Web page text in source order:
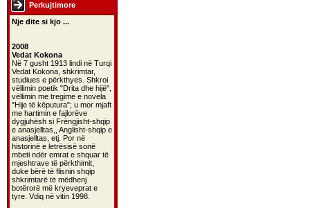
Perkujtimore
Nje dite si kjo ...
2008
Vedat Kokona
Në 7 gusht 1913 lindi në Turqi
Vedat Kokona, shkrimtar,
studiues e përkthyes. Shkroi
vëllimin poetik "Drita dhe hijë",
vëllimin me tregime e novela
"Hije të këputura"; u mor mjaft
me hartimin e fajlorëve
dygjuhësh si Frëngjisht-shqip
e anasjelltas,, Anglisht-shqip e
anasjelltas, etj. Por në
historinë e letrësisë sonë
mbeti ndër emrat e shquar të
mjeshtrave të përkthimit,
duke bërë të flisnin shqip
shkrimtarë të mëdhenj
botërorë më kryeveprat e
tyre. Vdiq në vitin 1998.